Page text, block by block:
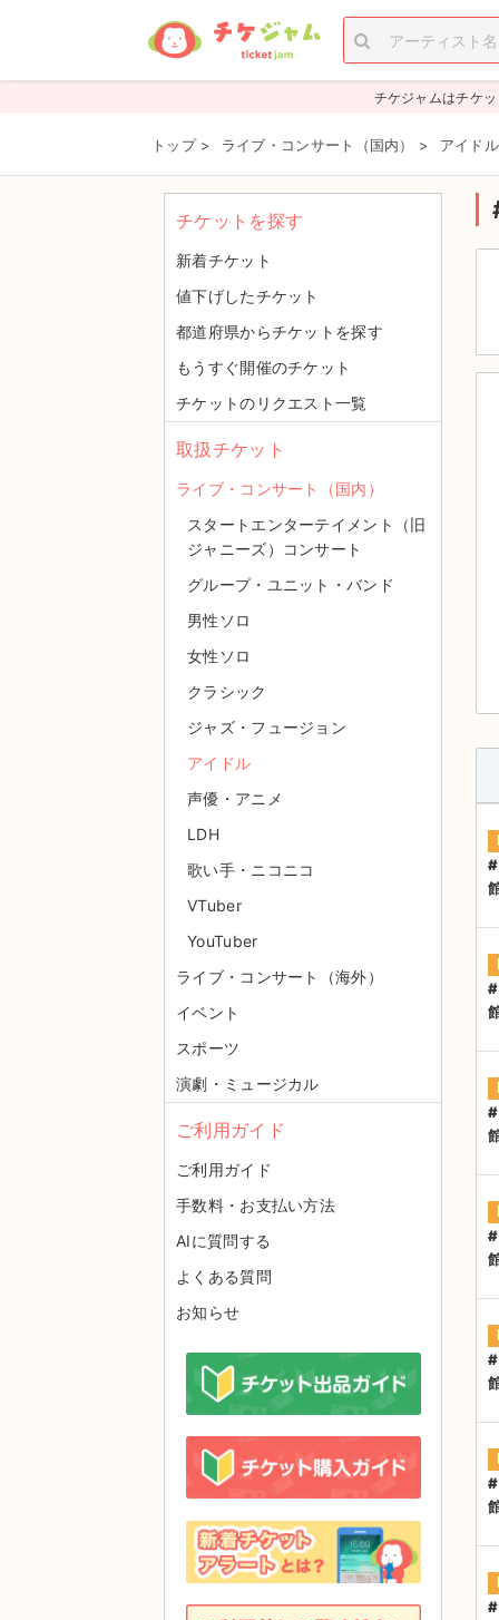
チケジャムはチケ
トップ > ライブ・コンサート（国内） > アイドル
#
#
#
#
#
#
#
チケットを探す
新着チケット
値下げしたチケット
都道府県からチケットを探す
もうすぐ開催のチケット
チケットのリクエスト一覧
取扱チケット
ライブ・コンサート（国内）
スタートエンターテイメント（旧
ジャニーズ）コンサート
グループ・ユニット・バンド
男性ソロ
女性ソロ
クラシック
ジャズ・フュージョン
アイドル
声優・アニメ
LDH
歌い手・ニコニコ
VTuber
YouTuber
ライブ・コンサート（海外）
イベント
スポーツ
演劇・ミュージカル
ご利用ガイド
ご利用ガイド
手数料・お支払い方法
AIに質問する
よくある質問
お知らせ